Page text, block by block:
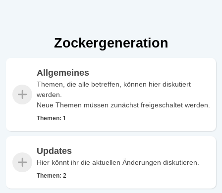
Zockergeneration
Allgemeines
Themen, die alle betreffen, können hier diskutiert
werden.
Neue Themen müssen zunächst freigeschaltet werden.
Themen: 1
Updates
Hier könnt ihr die aktuellen Änderungen diskutieren.
Themen: 2